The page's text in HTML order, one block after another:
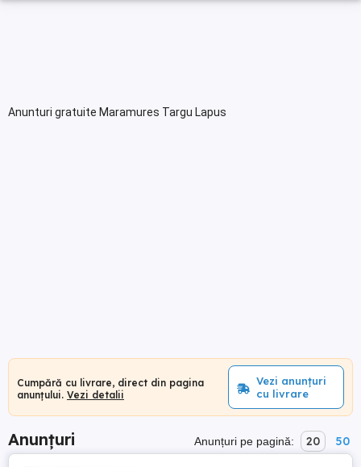
Anunturi gratuite Maramures Targu Lapus
Cumpără cu livrare, direct din pagina
anunțului. Vezi detalii
Vezi anunțuri
cu livrare
Anunțuri Anunțuri pe pagină: 20 50